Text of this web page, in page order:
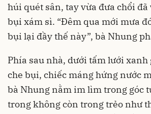
húi quét sân, tay vừa đưa chổi
bụi xám sì. “Đêm qua mới mưa
bụi lại đầy thế này”, bà Nhung
Phía sau nhà, dưới tấm lưới xanh
che bụi, chiếc máng hứng nước
bà Nhung nằm im lìm trong góc
trong không còn trong trẻo như